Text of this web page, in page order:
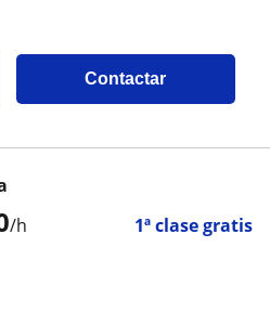
Contactar
/h 1ª clase gratis